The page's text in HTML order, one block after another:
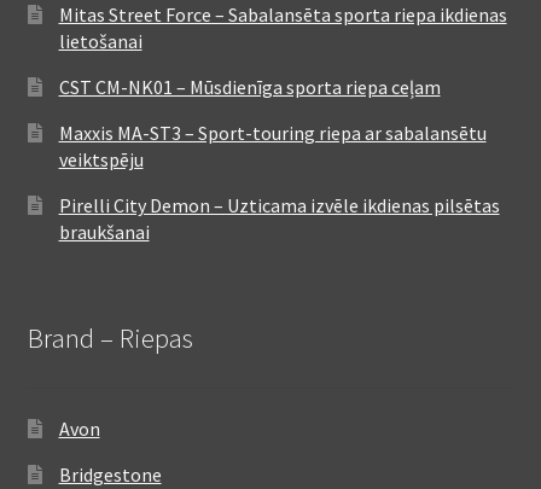
Mitas Street Force – Sabalansēta sporta riepa ikdienas
lietošanai
CST CM-NK01 – Mūsdienīga sporta riepa ceļam
Maxxis MA-ST3 – Sport-touring riepa ar sabalansētu
veiktspēju
Pirelli City Demon – Uzticama izvēle ikdienas pilsētas
braukšanai
Brand – Riepas
Avon
Bridgestone